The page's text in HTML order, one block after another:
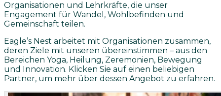
Organisationen und Lehrkräfte, die unser
Engagement für Wandel, Wohlbefinden und
Gemeinschaft teilen.
Eagle’s Nest arbeitet mit Organisationen zusammen,
deren Ziele mit unseren übereinstimmen – aus den
Bereichen Yoga, Heilung, Zeremonien, Bewegung
und Innovation. Klicken Sie auf einen beliebigen
Partner, um mehr über dessen Angebot zu erfahren.